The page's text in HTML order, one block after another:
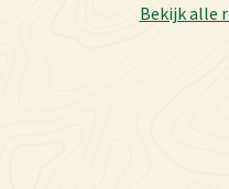
Bekijk alle